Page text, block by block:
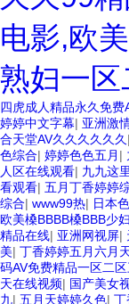
电影,欧
熟妇一
四虎成人精品永久免费
婷婷中文字幕| 亚洲激
合天堂AV久久久久久久 |
色综合| 婷婷色色五月 |
人区在线观看| 九九这
看观看| 五月丁香婷婷
综合| www99热| 日本
欧美槡BBBB槡BBB少妇
精品在线| 亚洲网视屏|
美| 丁香婷婷五月六月
码AV免费精品一区二
天在线视频| 国产美女
九| 五月天婷婷久色| 丁